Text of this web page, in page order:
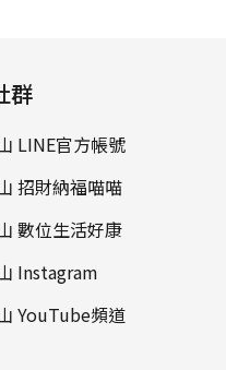
群
LINE官方帳號
招財納福喵喵
數位生活好康
Instagram
YouTube頻道